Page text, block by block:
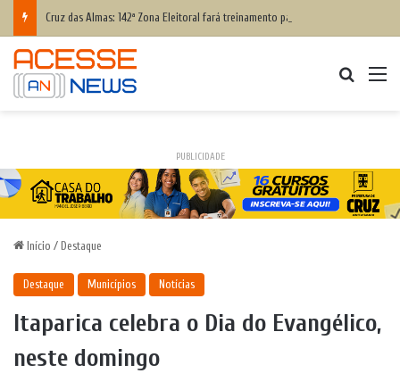
PUBLICIDADE
Início / Destaque
Destaque Municípios Notícias
Itaparica celebra o Dia do Evangélico,
neste domingo